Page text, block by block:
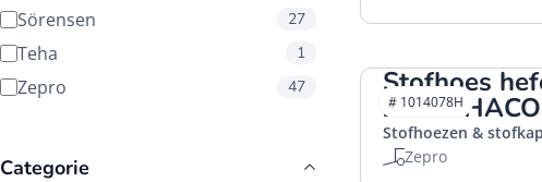
Sörensen 27
Teha 1
Zepro 47
Categorie
Stofhoes
Z-200 HACO
Stofhoezen &
Zepro
# 1014078H